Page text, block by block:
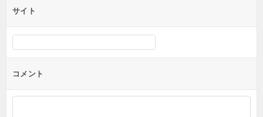
サイト
コメント